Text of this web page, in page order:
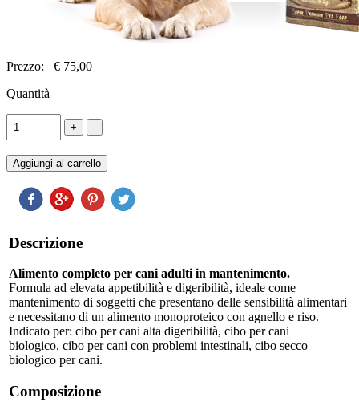
Prezzo:
€ 75,00
Quantità
Descrizione
Alimento completo per cani adulti in mantenimento.
Formula ad elevata appetibilità e digeribilità, ideale come
mantenimento di soggetti che presentano delle sensibilità alimentari
e necessitano di un alimento monoproteico con agnello e riso.
Indicato per: cibo per cani alta digeribilità, cibo per cani
biologico, cibo per cani con problemi intestinali, cibo secco
biologico per cani.
Composizione